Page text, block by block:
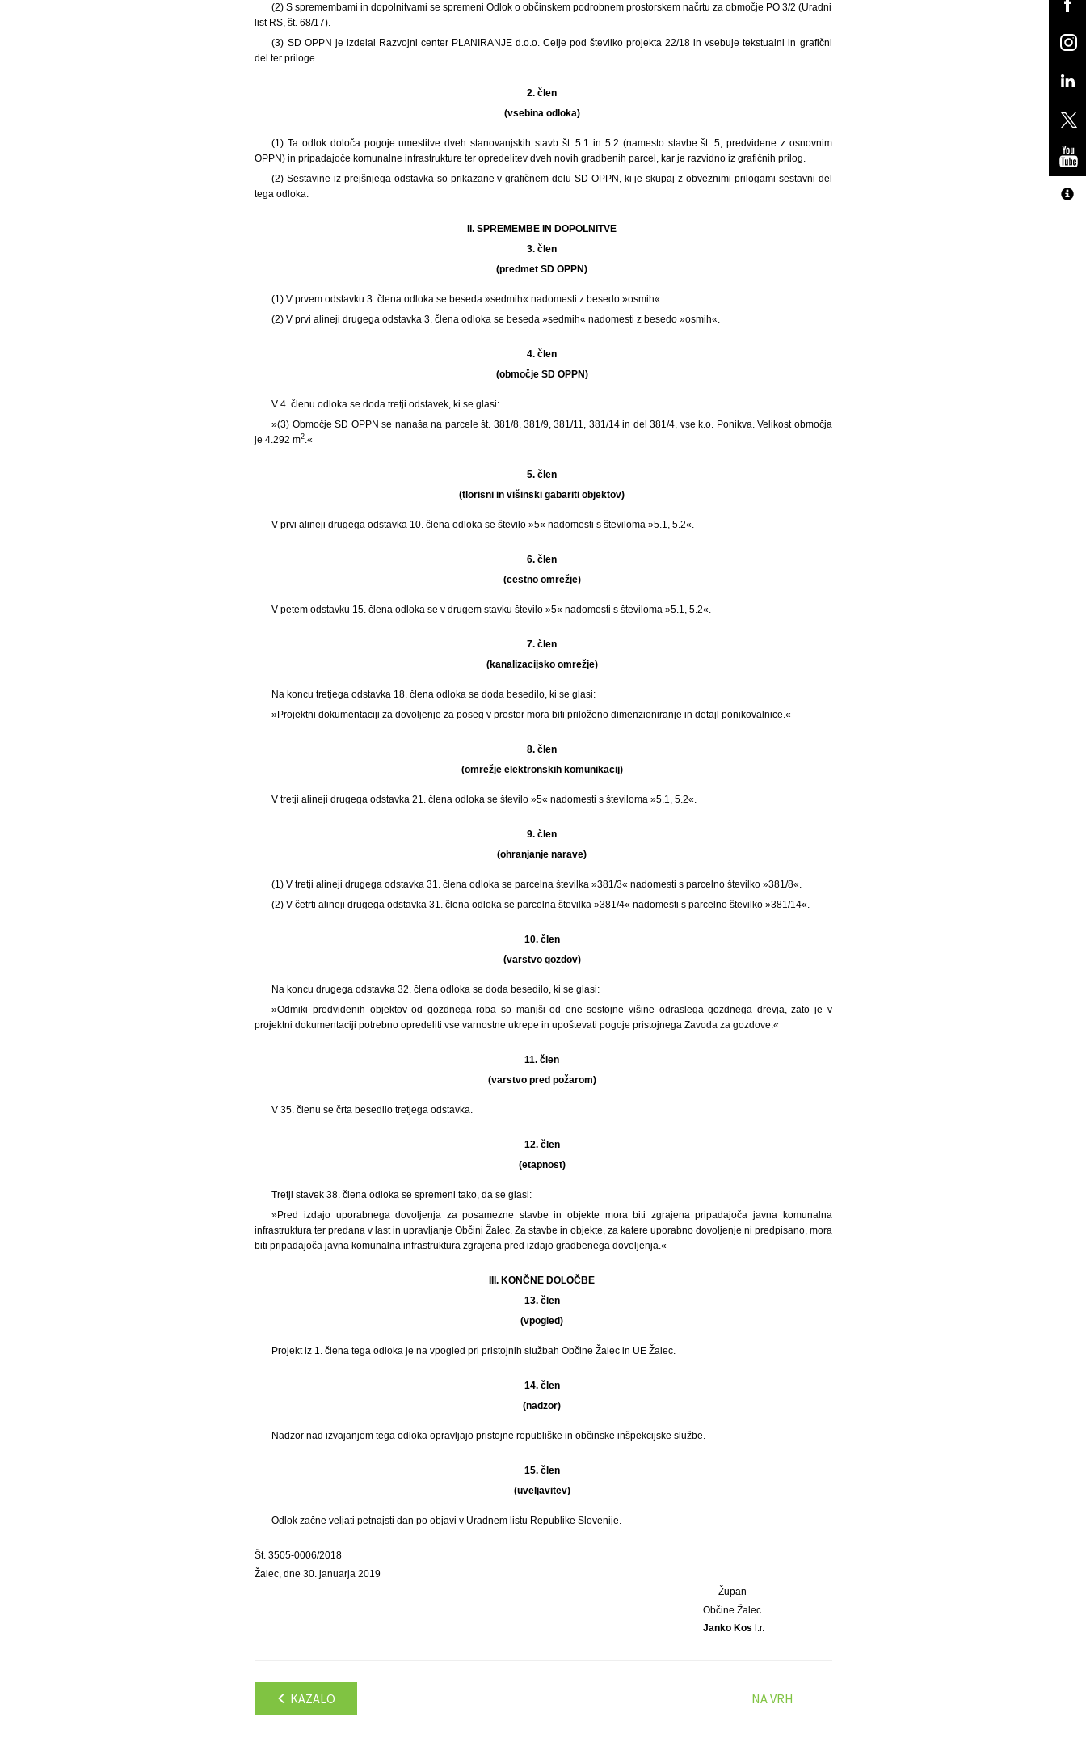
(2) S spremembami in dopolnitvami se spremeni Odlok o občinskem podrobnem prostorskem načrtu za območje PO 3/2 (Uradni
list RS, št. 68/17).
(3) SD OPPN je izdelal Razvojni center PLANIRANJE d.o.o. Celje pod številko projekta 22/18 in vsebuje tekstualni in grafični
del ter priloge.
2. člen
(vsebina odloka)
(1) Ta odlok določa pogoje umestitve dveh stanovanjskih stavb št. 5.1 in 5.2 (namesto stavbe št. 5, predvidene z osnovnim
OPPN) in pripadajoče komunalne infrastrukture ter opredelitev dveh novih gradbenih parcel, kar je razvidno iz grafičnih prilog.
(2) Sestavine iz prejšnjega odstavka so prikazane v grafičnem delu SD OPPN, ki je skupaj z obveznimi prilogami sestavni del
tega odloka.
II. SPREMEMBE IN DOPOLNITVE
3. člen
(predmet SD OPPN)
(1) V prvem odstavku 3. člena odloka se beseda »sedmih« nadomesti z besedo »osmih«.
(2) V prvi alineji drugega odstavka 3. člena odloka se beseda »sedmih« nadomesti z besedo »osmih«.
4. člen
(območje SD OPPN)
V 4. členu odloka se doda tretji odstavek, ki se glasi:
»(3) Območje SD OPPN se nanaša na parcele št. 381/8, 381/9, 381/11, 381/14 in del 381/4, vse k.o. Ponikva. Velikost območja
je 4.292 m2.«
5. člen
(tlorisni in višinski gabariti objektov)
V prvi alineji drugega odstavka 10. člena odloka se število »5« nadomesti s številoma »5.1, 5.2«.
6. člen
(cestno omrežje)
V petem odstavku 15. člena odloka se v drugem stavku število »5« nadomesti s številoma »5.1, 5.2«.
7. člen
(kanalizacijsko omrežje)
Na koncu tretjega odstavka 18. člena odloka se doda besedilo, ki se glasi:
»Projektni dokumentaciji za dovoljenje za poseg v prostor mora biti priloženo dimenzioniranje in detajl ponikovalnice.«
8. člen
(omrežje elektronskih komunikacij)
V tretji alineji drugega odstavka 21. člena odloka se število »5« nadomesti s številoma »5.1, 5.2«.
9. člen
(ohranjanje narave)
(1) V tretji alineji drugega odstavka 31. člena odloka se parcelna številka »381/3« nadomesti s parcelno številko »381/8«.
(2) V četrti alineji drugega odstavka 31. člena odloka se parcelna številka »381/4« nadomesti s parcelno številko »381/14«.
10. člen
(varstvo gozdov)
Na koncu drugega odstavka 32. člena odloka se doda besedilo, ki se glasi:
»Odmiki predvidenih objektov od gozdnega roba so manjši od ene sestojne višine odraslega gozdnega drevja, zato je v
projektni dokumentaciji potrebno opredeliti vse varnostne ukrepe in upoštevati pogoje pristojnega Zavoda za gozdove.«
11. člen
(varstvo pred požarom)
V 35. členu se črta besedilo tretjega odstavka.
12. člen
(etapnost)
Tretji stavek 38. člena odloka se spremeni tako, da se glasi:
»Pred izdajo uporabnega dovoljenja za posamezne stavbe in objekte mora biti zgrajena pripadajoča javna komunalna
infrastruktura ter predana v last in upravljanje Občini Žalec. Za stavbe in objekte, za katere uporabno dovoljenje ni predpisano, mora
biti pripadajoča javna komunalna infrastruktura zgrajena pred izdajo gradbenega dovoljenja.«
III. KONČNE DOLOČBE
13. člen
(vpogled)
Projekt iz 1. člena tega odloka je na vpogled pri pristojnih službah Občine Žalec in UE Žalec.
14. člen
(nadzor)
Nadzor nad izvajanjem tega odloka opravljajo pristojne republiške in občinske inšpekcijske službe.
15. člen
(uveljavitev)
Odlok začne veljati petnajsti dan po objavi v Uradnem listu Republike Slovenije.
Št. 3505-0006/2018
Žalec, dne 30. januarja 2019
Župan
Občine Žalec
Janko Kos l.r.
KAZALO NA VRH